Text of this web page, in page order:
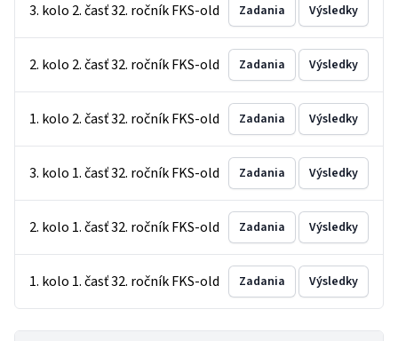
3. kolo 2. časť 32. ročník FKS-old Zadania Výsledky
2. kolo 2. časť 32. ročník FKS-old Zadania Výsledky
1. kolo 2. časť 32. ročník FKS-old Zadania Výsledky
3. kolo 1. časť 32. ročník FKS-old Zadania Výsledky
2. kolo 1. časť 32. ročník FKS-old Zadania Výsledky
1. kolo 1. časť 32. ročník FKS-old Zadania Výsledky